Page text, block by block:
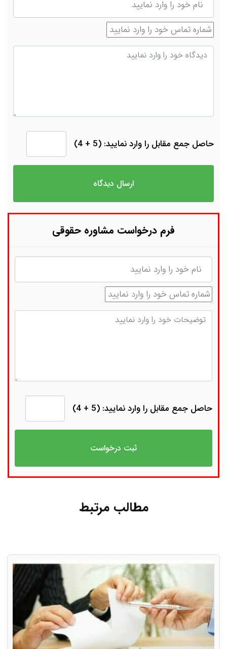
شماره تماس
دیدگاه
حاصل جمع مقابل را وارد نمایید: (5 + 4)
فرم درخواست مشاوره حقوقی
نام
شماره تماس
توضیحات
حاصل جمع مقابل را وارد نمایید: (5 + 4)
مطالب مرتبط